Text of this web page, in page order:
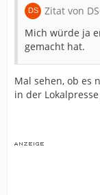
Zitat von
Mich würde ja
gemacht hat.
Mal sehen, ob es
in der